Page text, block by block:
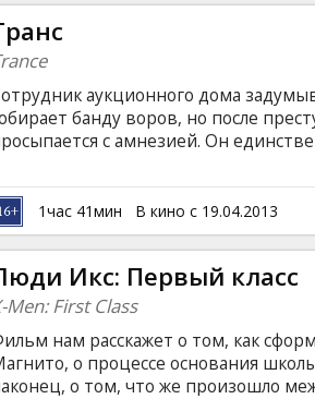
аукционного дома
банду воров, но после
с амнезией. Он
его в двуличности и
ему в сознание. Фильм на
и русском языках.
1час 41мин В кино с 19.04.2013
Икс: Первый класс
Men: First Class
нам расскажет о том, как
о процессе основания
о том, что же произошло